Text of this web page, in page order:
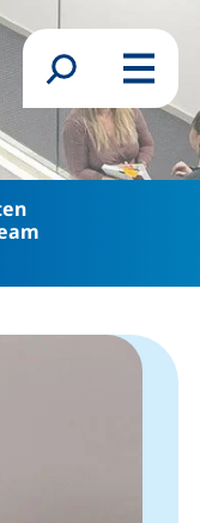
Inhalt
Suchformular
Menü